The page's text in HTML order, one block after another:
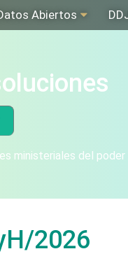
Abiertos
ministeriales del
2026